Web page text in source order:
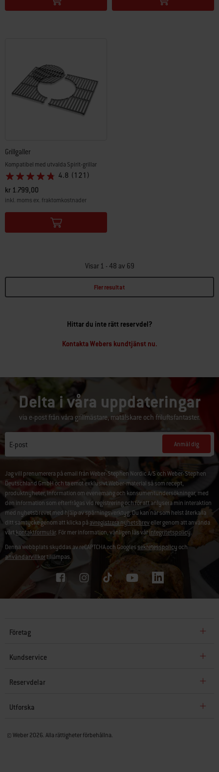
Grillgaller
Kompatibel med utvalda Spirit-grillar
4.8 (121)
kr 1.799,00
inkl. moms ex. fraktomkostnader
Color Options
Visar 1 - 48 av 69
Fler resultat
Hittar du inte rätt reservdel?
Kontakta Webers kundtjänst nu.
Delta i våra uppdateringar
via e-post från våra grillmästare, matälskare och friluftsfantaster.
E-post Anmäl dig
Jag vill prenumerera på email från Weber-Stephen Nordic A/S och Weber-Stephen
Deutschland GmbH och ta emot exklusivt Weber-material så som recept,
produktnyheter, information om evenemang och konsumentundersökningar, med
den information som efterfrågas vid registrering och för att anlysera min interaktion
med nyhetsbrevet med hjälp av spårningsverktyg. Du kan när som helst återkalla
ditt samtycke genom att klicka på avregistrera nyhetsbreveller genom att använda
vårt kontaktformulär. För mer information, vänligen läs vårintegritetspolicy.
Denna webbplats skyddas av reCAPTCHA och Googlessekretesspolicy och
användarvillkortillämpas.
Företag
Kundservice
Reservdelar
Utforska
© Weber 2026. Alla rättigheter förbehållna.